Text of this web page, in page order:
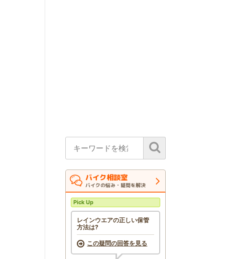
バイク相談室
バイクの悩み・疑問を解決
Pick Up
レインウエアの正しい保管
方法は?
この疑問の回答を見る